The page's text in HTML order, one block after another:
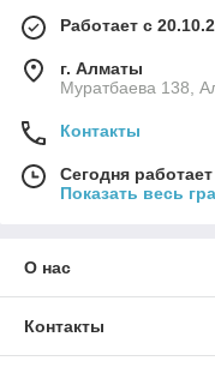
Работает с
г. Алматы
Муратбаева 138,
Контакты
Сегодня
Показать весь
О нас
Контакты